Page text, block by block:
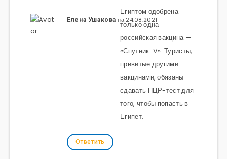
Елена Ушакова на 24.08.2021
Египтом одобрена
только одна
российская вакцина —
«Спутник-V». Туристы,
привитые другими
вакцинами, обязаны
сдавать ПЦР-тест для
того, чтобы попасть в
Египет.
Ответить